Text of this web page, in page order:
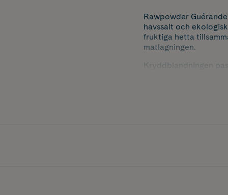
Rawpowder
havssalt och
fruktiga hetta
matlagningen.
Kryddblandningen